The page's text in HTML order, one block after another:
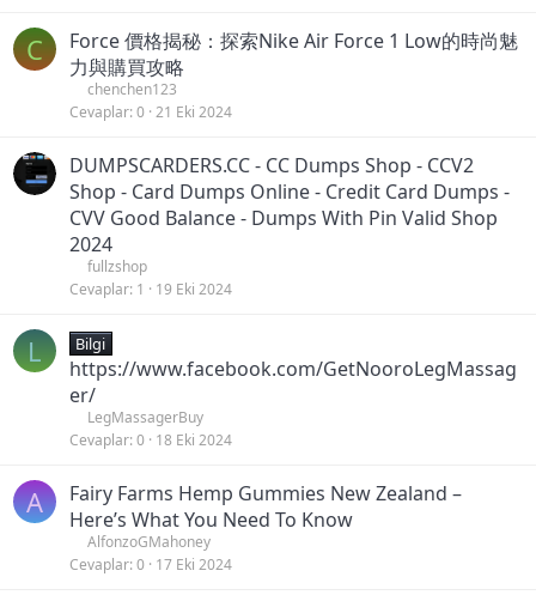
C
Force 價格揭秘：探索Nike Air Force 1 Low的時尚魅
力與購買攻略
chenchen123
Cevaplar 0 21 Eki 2024
DUMPSCARDERS.CC - CC Dumps Shop - CCV2
Shop - Card Dumps Online - Credit Card Dumps -
CVV Good Balance - Dumps With Pin Valid Shop
2024
fullzshop
Cevaplar 1 19 Eki 2024
L Bilgi
https://www.facebook.com/GetNooroLegMassag
er/
LegMassagerBuy
Cevaplar 0 18 Eki 2024
A
Fairy Farms Hemp Gummies New Zealand –
Here’s What You Need To Know
AlfonzoGMahoney
Cevaplar 0 17 Eki 2024